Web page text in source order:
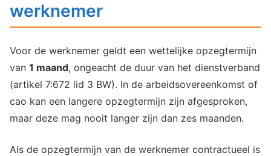
werknemer
Voor de werknemer geldt een wettelijke opzegtermijn
van 1 maand, ongeacht de duur van het dienstverband
(artikel 7:672 lid 3 BW). In de arbeidsovereenkomst of
cao kan een langere opzegtermijn zijn afgesproken,
maar deze mag nooit langer zijn dan zes maanden.
Als de opzegtermijn van de werknemer contractueel is